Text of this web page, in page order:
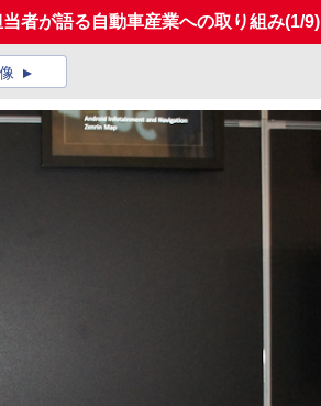
者が語る自動車産業への取り組み(1/9)